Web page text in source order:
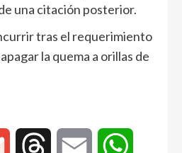
una citación posterior.
tras el requerimiento
la quema a orillas de
Gmail Threads Email